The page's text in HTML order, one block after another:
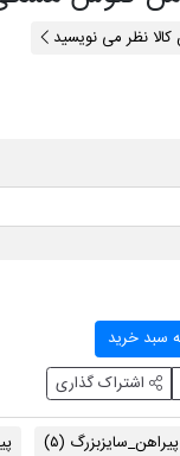
کالا نظر می نویسید
سبد خرید
اشتراک گذاری
پیراهن_سایزبزرگ (۵)